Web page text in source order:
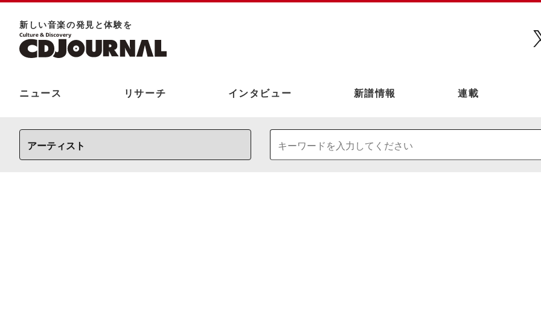
新しい⾳楽の発⾒と体験を
ニュース リサーチ インタビュー 新譜情報 連載